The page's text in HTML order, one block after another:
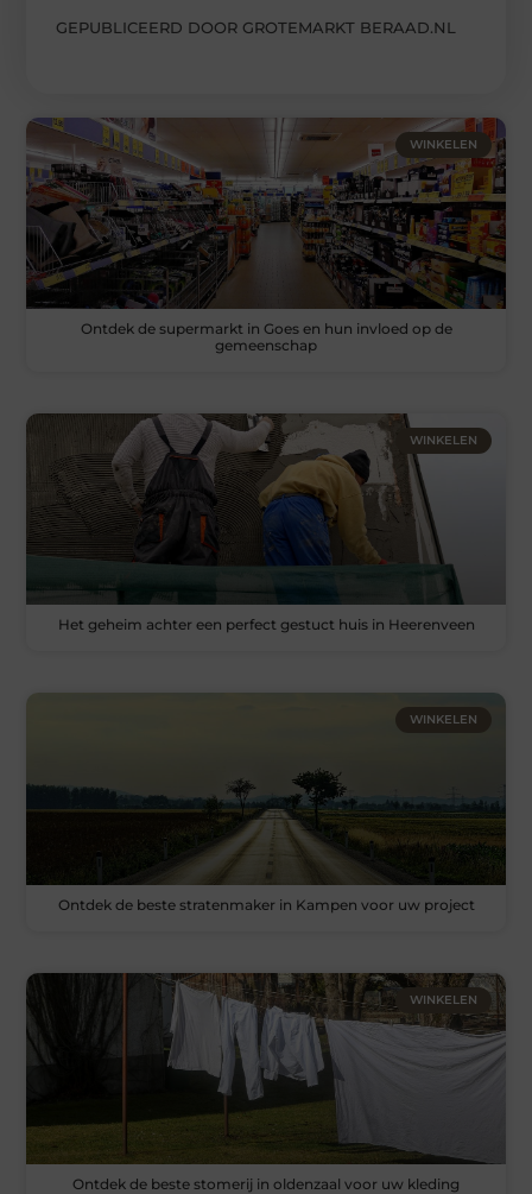
GEPUBLICEERD DOOR GROTEMARKT BERAAD.NL
WINKELEN
Ontdek de supermarkt in Goes en hun invloed op de
gemeenschap
WINKELEN
Het geheim achter een perfect gestuct huis in Heerenveen
WINKELEN
Ontdek de beste stratenmaker in Kampen voor uw project
WINKELEN
Ontdek de beste stomerij in oldenzaal voor uw kleding